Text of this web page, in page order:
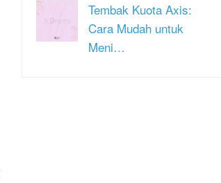
Tembak Kuota Axis:
Cara Mudah untuk
Meni…